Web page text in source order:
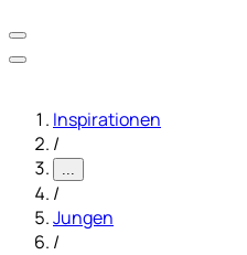
Inspirationen
/
...
/
Jungen
/